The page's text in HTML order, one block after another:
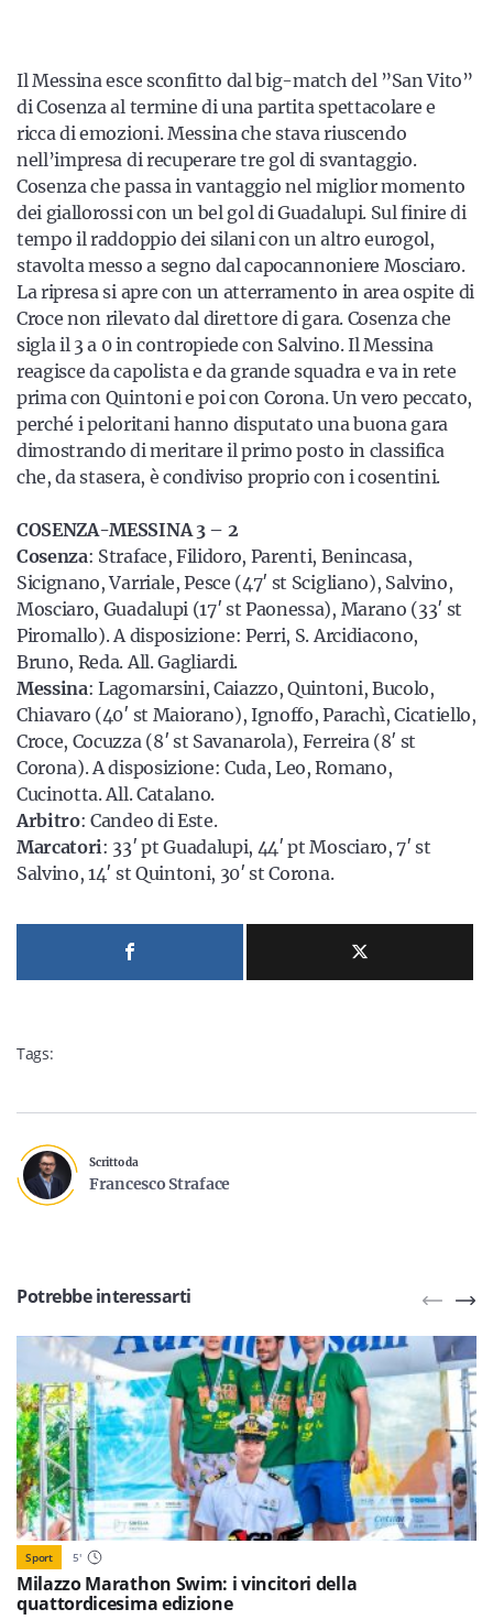
Il Messina esce sconfitto dal big-match del ”San Vito”
di Cosenza al termine di una partita spettacolare e
ricca di emozioni. Messina che stava riuscendo
nell’impresa di recuperare tre gol di svantaggio.
Cosenza che passa in vantaggio nel miglior momento
dei giallorossi con un bel gol di Guadalupi. Sul finire di
tempo il raddoppio dei silani con un altro eurogol,
stavolta messo a segno dal capocannoniere Mosciaro.
La ripresa si apre con un atterramento in area ospite di
Croce non rilevato dal direttore di gara. Cosenza che
sigla il 3 a 0 in contropiede con Salvino. Il Messina
reagisce da capolista e da grande squadra e va in rete
prima con Quintoni e poi con Corona. Un vero peccato,
perché i peloritani hanno disputato una buona gara
dimostrando di meritare il primo posto in classifica
che, da stasera, è condiviso proprio con i cosentini.
COSENZA-MESSINA 3 – 2
Cosenza: Straface, Filidoro, Parenti, Benincasa,
Sicignano, Varriale, Pesce (47′ st Scigliano), Salvino,
Mosciaro, Guadalupi (17′ st Paonessa), Marano (33′ st
Piromallo). A disposizione: Perri, S. Arcidiacono,
Bruno, Reda. All. Gagliardi.
Messina: Lagomarsini, Caiazzo, Quintoni, Bucolo,
Chiavaro (40′ st Maiorano), Ignoffo, Parachì, Cicatiello,
Croce, Cocuzza (8′ st Savanarola), Ferreira (8′ st
Corona). A disposizione: Cuda, Leo, Romano,
Cucinotta. All. Catalano.
Arbitro: Candeo di Este.
Marcatori: 33′ pt Guadalupi, 44′ pt Mosciaro, 7′ st
Salvino, 14′ st Quintoni, 30′ st Corona.
Tags:
Scritto da
Francesco Straface
Potrebbe interessarti
Sport 5'
Milazzo Marathon Swim: i vincitori della
quattordicesima edizione